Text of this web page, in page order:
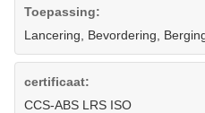
Toepassing:
Lancering, Bevordering,
certificaat:
CCS-ABS LRS ISO